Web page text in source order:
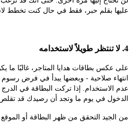
بقلم حبر، فقط في حال كنت تخطط
صلاحية - وبعضها يبدأ في فرض رسوم صيانة
إذا تركت البطاقة في الدرج لفترة
في يوم ما وتجد أن رصيدك قد تقلص بهدوء
التحقق من ظهر البطاقة أو الموقع